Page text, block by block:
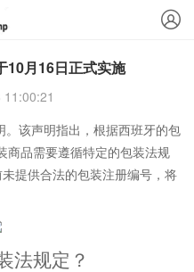
10月16日正式实施
该声明指出，根据西班牙的包
商品需要遵循特定的包装法规
提供合法的包装注册编号，将
法规定？